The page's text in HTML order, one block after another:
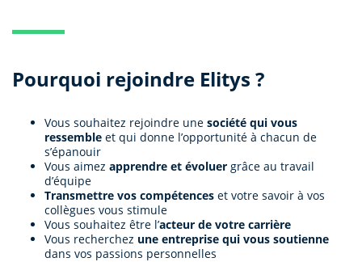
Pourquoi rejoindre Elitys ?
Vous souhaitez rejoindre une société qui vous
ressemble et qui donne l’opportunité à chacun de
s’épanouir
Vous aimez apprendre et évoluer grâce au travail
d’équipe
Transmettre vos compétences et votre savoir à vos
collègues vous stimule
Vous souhaitez être l’acteur de votre carrière
Vous recherchez une entreprise qui vous soutienne
dans vos passions personnelles